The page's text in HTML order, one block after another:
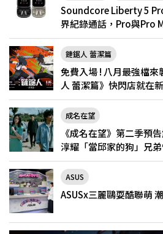
Soundcore Liberty 5
界紀錄通話，Pro與Pro
鏈鋸人 蕾潔篇
免費入場 ! 八月最強檔
人 蕾潔篇》快閃店就在
限定登場
成名在望
《成名在望》第二季預
淳耀「當邱家的狗」兄
ASUS
ASUSx三麗鷗耍酷聯萌